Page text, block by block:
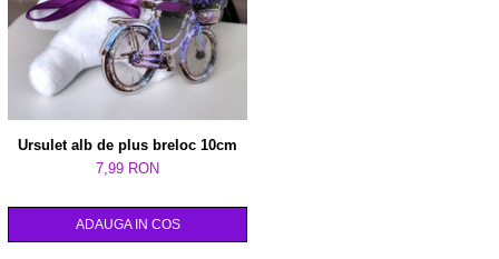
Ursulet alb de plus breloc 10cm
7,99 RON
ADAUGA IN COS